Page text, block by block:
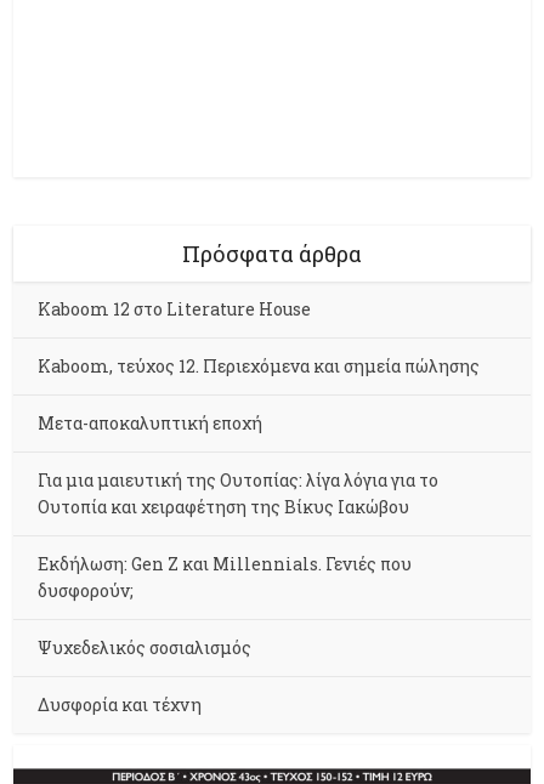
Πρόσφατα άρθρα
Kaboom 12 στο Literature House
Kaboom, τεύχος 12. Περιεχόμενα και σημεία πώλησης
Μετα-αποκαλυπτική εποχή
Για μια μαιευτική της Ουτοπίας: λίγα λόγια για το
Ουτοπία και χειραφέτηση της Βίκυς Ιακώβου
Εκδήλωση: Gen Z και Millennials. Γενιές που
δυσφορούν;
Ψυχεδελικός σοσιαλισμός
Δυσφορία και τέχνη